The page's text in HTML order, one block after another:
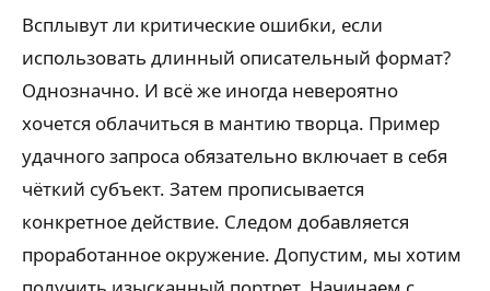
Всплывут ли критические ошибки, если
использовать длинный описательный формат?
Однозначно. И всё же иногда невероятно
хочется облачиться в мантию творца. Пример
удачного запроса обязательно включает в себя
чёткий субъект. Затем прописывается
конкретное действие. Следом добавляется
проработанное окружение. Допустим, мы хотим